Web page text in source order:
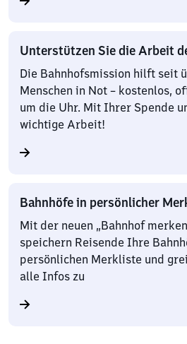
Unterstützen Sie die Arbeit
Die Bahnhofsmission hilft seit
Menschen in Not – kostenlos,
um die Uhr. Mit Ihrer Spende
wichtige Arbeit!
Bahnhöfe in persönlicher
Mit der neuen „Bahnhof
speichern Reisende Ihre
persönlichen Merkliste und
alle Infos zu